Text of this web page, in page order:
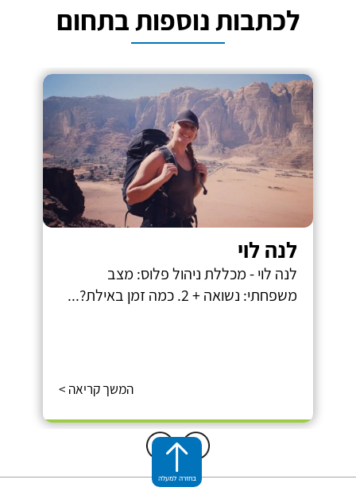
לכתבות נוספות בתחום
לנה לוי
לנה לוי - מכללת ניהול פלוס: מצב
משפחתי: נשואה + 2. כמה זמן באילת?...
המשך קריאה >
בחזרה למעלה